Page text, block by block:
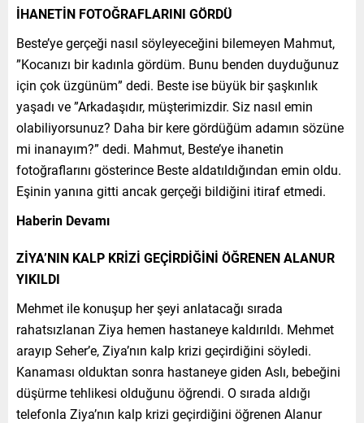
İHANETİN FOTOĞRAFLARINI GÖRDÜ
Beste’ye gerçeği nasıl söyleyeceğini bilemeyen Mahmut,
”Kocanızı bir kadınla gördüm. Bunu benden duyduğunuz
için çok üzgünüm” dedi. Beste ise büyük bir şaşkınlık
yaşadı ve ”Arkadaşıdır, müşterimizdir. Siz nasıl emin
olabiliyorsunuz? Daha bir kere gördüğüm adamın sözüne
mi inanayım?” dedi. Mahmut, Beste’ye ihanetin
fotoğraflarını gösterince Beste aldatıldığından emin oldu.
Eşinin yanına gitti ancak gerçeği bildiğini itiraf etmedi.
Haberin Devamı
ZİYA’NIN KALP KRİZİ GEÇİRDİĞİNİ ÖĞRENEN ALANUR
YIKILDI
Mehmet ile konuşup her şeyi anlatacağı sırada
rahatsızlanan Ziya hemen hastaneye kaldırıldı. Mehmet
arayıp Seher’e, Ziya’nın kalp krizi geçirdiğini söyledi.
Kanaması olduktan sonra hastaneye giden Aslı, bebeğini
düşürme tehlikesi olduğunu öğrendi. O sırada aldığı
telefonla Ziya’nın kalp krizi geçirdiğini öğrenen Alanur